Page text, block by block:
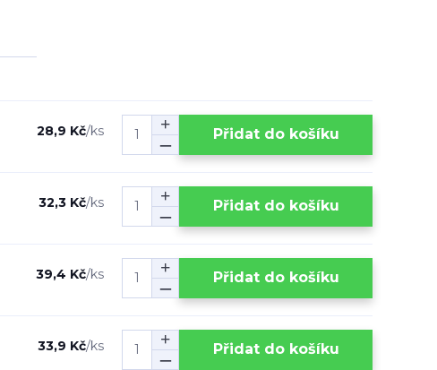
28,9 Kč/ks Přidat do košíku
32,3 Kč/ks Přidat do košíku
39,4 Kč/ks Přidat do košíku
33,9 Kč/ks Přidat do košíku